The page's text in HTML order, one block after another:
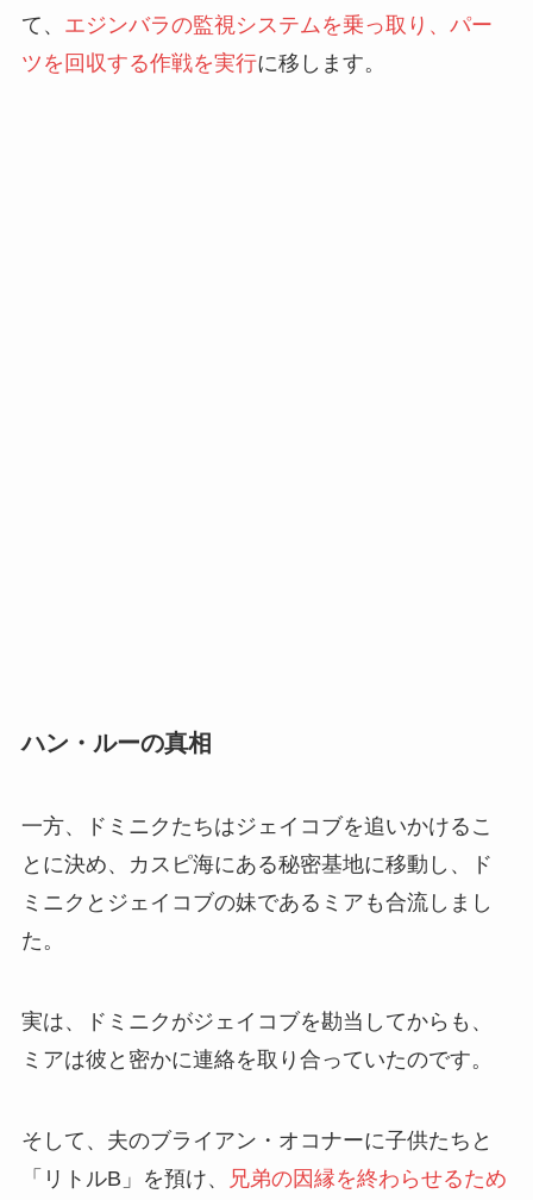
て、 エジンバラの監視システムを乗っ取り、パー
ツを回収する作戦を実行に移します。
ハン・ルーの真相
一方、ドミニクたちはジェイコブを追いかけるこ
とに決め、カスピ海にある秘密基地に移動し、ド
ミニクとジェイコブの妹であるミアも合流しまし
た。
実は、ドミニクがジェイコブを勘当してからも、
ミアは彼と密かに連絡を取り合っていたのです。
そして、夫のブライアン・オコナーに子供たちと
「リトルB」を預け、
兄弟の因縁を終わらせるため